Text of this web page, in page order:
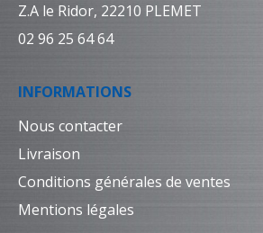
Z.A le Ridor, 22210 PLEMET
02 96 25 64 64
INFORMATIONS
Nous contacter
Livraison
Conditions générales de ventes
Mentions légales